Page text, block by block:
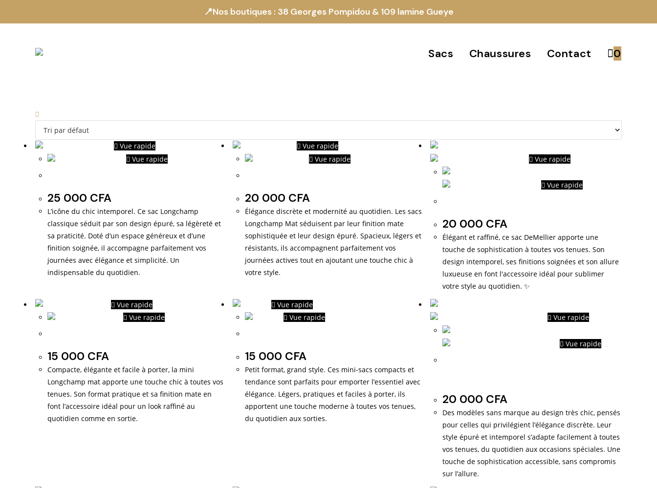
📍Nos boutiques : 38 Georges Pompidou & 109 lamine Gueye
Sacs Chaussures Contact 0
Vue rapide
Vue rapide
25 000 CFA
L’icône du chic intemporel. Ce sac Longchamp
classique séduit par son design épuré, sa légèreté et
sa praticité. Doté d’un espace généreux et d’une
finition soignée, il accompagne parfaitement vos
journées avec élégance et simplicité. Un
indispensable du quotidien.
Vue rapide
Vue rapide
20 000 CFA
Élégance discrète et modernité au quotidien. Les sacs
Longchamp Mat séduisent par leur finition mate
sophistiquée et leur design épuré. Spacieux, légers et
résistants, ils accompagnent parfaitement vos
journées actives tout en ajoutant une touche chic à
votre style.
Vue rapide
Vue rapide
20 000 CFA
Élégant et raffiné, ce sac DeMellier apporte une
touche de sophistication à toutes vos tenues. Son
design intemporel, ses finitions soignées et son allure
luxueuse en font l'accessoire idéal pour sublimer
votre style au quotidien. ✨
Vue rapide
Vue rapide
15 000 CFA
Compacte, élégante et facile à porter, la mini
Longchamp mat apporte une touche chic à toutes vos
tenues. Son format pratique et sa finition mate en
font l’accessoire idéal pour un look raffiné au
quotidien comme en sortie.
Vue rapide
Vue rapide
15 000 CFA
Petit format, grand style. Ces mini-sacs compacts et
tendance sont parfaits pour emporter l’essentiel avec
élégance. Légers, pratiques et faciles à porter, ils
apportent une touche moderne à toutes vos tenues,
du quotidien aux sorties.
Vue rapide
Vue rapide
20 000 CFA
Des modèles sans marque au design très chic, pensés
pour celles qui privilégient l’élégance discrète. Leur
style épuré et intemporel s’adapte facilement à toutes
vos tenues, du quotidien aux occasions spéciales. Une
touche de sophistication accessible, sans compromis
sur l’allure.